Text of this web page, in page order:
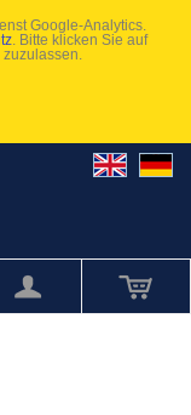
Google-Analytics.
. Bitte klicken Sie auf